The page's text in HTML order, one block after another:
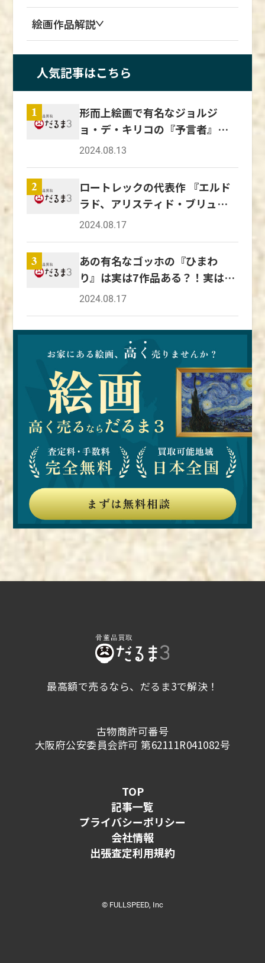
は、狩野正信の後を継いで、さらに公家や有力
町衆などにまで範囲を広げ、新規顧客を次々に
獲得していきました。 顧客の幅が広がったこ
とで、仏画や漢画だけでは依頼者のニーズに答
えられなくなってきたため、元信はやまと絵の
手法や画風を積極的に学び、取り込むようにな
っていきました。 また、元信は自身の画業だ
けではなく、門下の教育にも力を入れており、
工房スタイルを確立させて約400年続く最大流
派の基礎を作り上げた人物といえます。 幼少
期から才能を発揮した狩野永徳 狩野永徳は、
小さなころから絵の才能を認められ、英才教育
を受けていました。 そして、9歳になるころに
は、室町幕府将軍の足利義輝に拝謁。 狩野派
の御曹司として、大きな期待を背負った狩野永
徳は、公家と深いかかわりを持つようになり、
五摂家の筆頭といわれていた近衛家の障壁画を
描きました。 また、23歳という若さで『洛中
洛外図屏風 上杉本』を完成させ、優れた画才
を発揮しました。 しかし、安土城や大坂城、
聚楽第など大規模な建築での制作を一任され、
多忙を極めた永徳は、過労により体調を崩し、
48歳の若さで急逝してしまったのです。 徳川
秀忠から絶賛された狩野探幽 狩野探幽は、狩
野永徳の孫にあたる人物で、祖父と同じく幼い
ころから絵の才能を発揮していました。 13歳
で将軍の徳川秀忠に拝謁し、眼前で絵を描いた
ところ、永徳の再来と称賛を受けたそうです。
その後、京都から江戸に招かれ、幕府の御用絵
師となったのが16歳のころでした。 探幽は、
江戸城や二条城、名古屋城、御所といった江戸
幕府の大規模建設に、狩野派の総帥として参
加。 また、大徳寺や妙心寺など京都にある大
寺院の障壁画制作も担いました。 狩野派の血
筋でない狩野山楽 狩野山楽は、狩野派では珍
しい狩野の血筋ではない人物であり、生まれは
武門で若くして豊臣秀吉に画才を評価され、狩
野永徳の門下となりました。 1590年、東福寺
められていたと考えられるでしょう。 なお、
山楽は幕府が京都から江戸に移る際に、京都に
る異色の存在狩野一信 狩野一信は、移り変わ
家に生まれた一信は、絵を琳派の絵師に学び、
のちに狩野章信に師事しました。 狩野派の伝
とは異なる絵画表現で、独自の画風を確立しま
した。 人々が不安や苛立ちを募らせていた時
代、一信も幕末期の不安定な世相を表現した作
品を多く残しています。 狩野派の代表作 狩野
派は、約400年間も続いた巨大絵師集団であ
ています。 工房スタイルで技術の向上を図り、
た日本の伝統的なモチーフは、題材や様式のベ
ースを作り上げてきたものであり、多くの浮世
絵師が土佐派の絵から学んでいたといわれてい
には、狩野派をはじめとした漢画由来の水墨表
現や中国絵画の写実表現も組み込まれており、
やまと絵の画題を大きく広げました。 土佐派
で活躍した絵師 伝統的なやまと絵を継承し、
御用絵師としても活躍していた土佐派には、優
創立した土佐行広 土佐行広は、室町時代に活
躍した絵師で、土佐派を創設した人物といわれ
ています。 元の姓は藤原ですが、京都で初め
て土佐と名乗り、活動していたそうです。 宮中
や幕府、寺院などのために描き、絵所ともかか
の活動としては、1406年に山科教言夫人の肖
像画を描いた記録が残っています。 1451年に
は、興聖寺の『涅槃図』を描きました。 行広
は肖像画を得意としていたそうで、鹿苑寺の
像』など多くの作品を手がけました。 佐派を
統一した土佐光信 土佐光信は、室町時代の中
期から戦国時代にかけて活躍した土佐派の絵師
です。 光信は、土佐派を統一し、流派として
確立させた人物といわれています。 土佐行広
の筆致や色彩を受け継ぎつつ、戦国大名である
朝倉貞景の命で京中の新図を描き、この屏風に
描かれたものが『洛中洛外図』の最初の作品と
されています。 光信は、1469年に絵所預とし
て仕事を任されるようになってから、次々に地
位を上げていき、1501年、ついに絵師として
の最高位を得ました。 土佐派を再興させた土
佐光起 土佐光起は、一度は衰退した土佐派を
見事再興させた絵師です。 父の土佐光則とと
もに、和泉国堺から再び京都に戻り、土佐派復
くなった後、光起は才能を認められ、土佐派を
画などからも学びを得て、伝統的な優しい美し
さのあるやまと絵に克明な写生描法を取り入
れ、江戸時代の土佐派様式を確立させたといわ
れています。 また、風俗画や草木図など、これ
までの土佐派が描いてこなかったモチーフも積
めた土佐派には、現代でも高い評価を受けてい
長編小説『源氏物語』を絵で表現した絵巻で、
物語成立から約150年後の12世紀に描かれたと
いわれています。 『源氏物語絵巻』では、雪
が降る中、外で優雅に遊ぶ女性たちと、邸内で
くつろぐ光源氏と紫の上が描かれています。
絵巻で、円熟した晩年の光信の画風が表現され
絵画作品解説
人気記事はこちら
1
形而上絵画で有名なジョルジ
ョ・デ・キリコの『予言者』の
魅力を解説！
2024.08.13
2
ロートレックの代表作 『エルド
ラド、アリスティド・ブリュア
ン、彼のキャバレにて』は日本
2024.08.17
3
あの有名なゴッホの『ひまわ
り』は実は7作品ある？！実は日
本でも観賞できる世界的名作
2024.08.17
最高額で売るなら、だるま3で解決！
古物商許可番号
大阪府公安委員会許可 第62111R041082号
TOP
記事一覧
プライバシーポリシー
会社情報
出張査定利用規約
©︎ FULLSPEED, Inc